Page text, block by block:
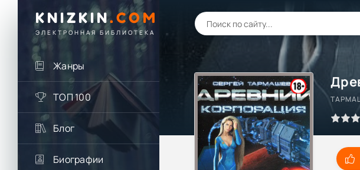
KNIZKIN. COM
ЭЛЕКТРОННАЯ БИБЛИОТЕКА
Жанры
ТОП 100
Блог
Биографии